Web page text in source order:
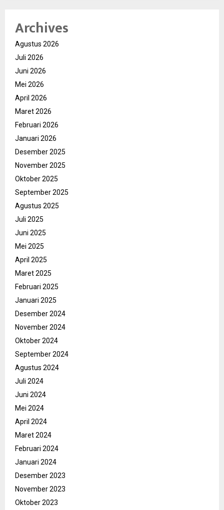
Archives
Agustus 2026
Juli 2026
Juni 2026
Mei 2026
April 2026
Maret 2026
Februari 2026
Januari 2026
Desember 2025
November 2025
Oktober 2025
September 2025
Agustus 2025
Juli 2025
Juni 2025
Mei 2025
April 2025
Maret 2025
Februari 2025
Januari 2025
Desember 2024
November 2024
Oktober 2024
September 2024
Agustus 2024
Juli 2024
Juni 2024
Mei 2024
April 2024
Maret 2024
Februari 2024
Januari 2024
Desember 2023
November 2023
Oktober 2023